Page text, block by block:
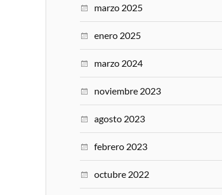
marzo 2025
enero 2025
marzo 2024
noviembre 2023
agosto 2023
febrero 2023
octubre 2022